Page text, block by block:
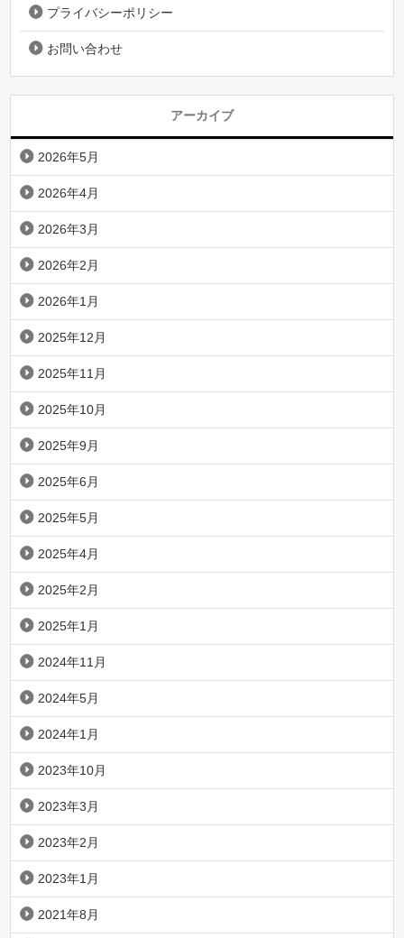
プライバシーポリシー
お問い合わせ
アーカイブ
2026年5月
2026年4月
2026年3月
2026年2月
2026年1月
2025年12月
2025年11月
2025年10月
2025年9月
2025年6月
2025年5月
2025年4月
2025年2月
2025年1月
2024年11月
2024年5月
2024年1月
2023年10月
2023年3月
2023年2月
2023年1月
2021年8月